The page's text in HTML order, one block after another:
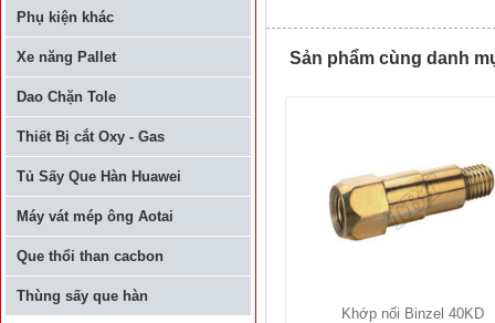
Phụ kiện khác
Xe năng Pallet
Dao Chặn Tole
Thiết Bị cắt Oxy - Gas
Tủ Sấy Que Hàn Huawei
Máy vát mép ông Aotai
Que thổi than cacbon
Thùng sấy que hàn
Sản phẩm cùng danh
Khớp nối Binzel 40KD